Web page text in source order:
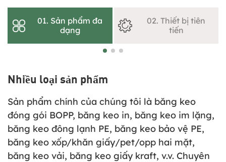
01. Sản phẩm đa
dạng
02. Thiết bị tiên
tiến
Nhiều loại sản phẩm
Sản phẩm chính của chúng tôi là băng keo
đóng gói BOPP, băng keo in, băng keo im lặng,
băng keo đông lạnh PE, băng keo bảo vệ PE,
băng keo xốp/khăn giấy/pet/opp hai mặt,
băng keo vải, băng keo giấy kraft, v.v. Chuyên